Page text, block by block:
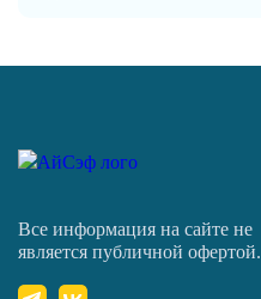
Все информация на сайте не
является публичной офертой.